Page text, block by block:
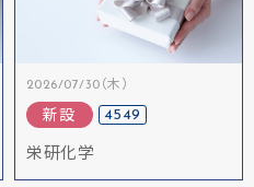
2026/07/30（木）
新設 4549
栄研化学